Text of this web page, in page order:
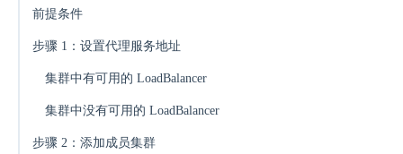
前提条件
步骤 1：设置代理服务地址
集群中有可用的 LoadBalancer
集群中没有可用的 LoadBalancer
步骤 2：添加成员集群